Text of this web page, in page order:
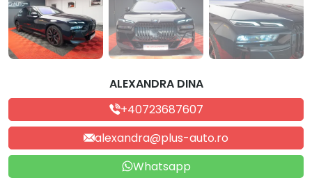
ALEXANDRA DINA
+40723687607
alexandra@plus-auto.ro
Whatsapp